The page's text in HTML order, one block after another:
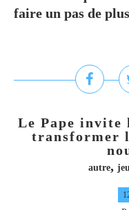
faire un pas de
Le Pape invite
transformer
autre,